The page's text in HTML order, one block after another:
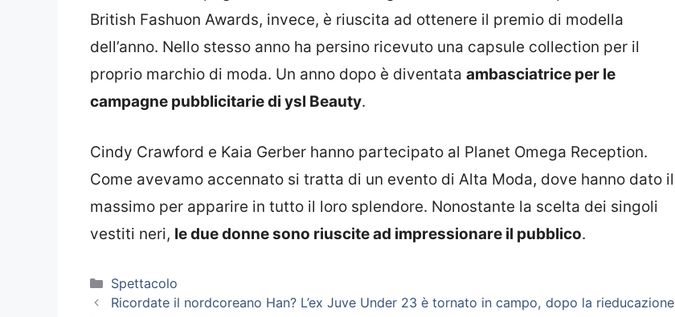
British Fashuon Awards, invece, è riuscita ad ottenere il premio di modella
dell’anno. Nello stesso anno ha persino ricevuto una capsule collection per il
proprio marchio di moda. Un anno dopo è diventata ambasciatrice per le
campagne pubblicitarie di ysl Beauty.
Cindy Crawford e Kaia Gerber hanno partecipato al Planet Omega Reception.
Come avevamo accennato si tratta di un evento di Alta Moda, dove hanno dato il
massimo per apparire in tutto il loro splendore. Nonostante la scelta dei singoli
vestiti neri, le due donne sono riuscite ad impressionare il pubblico.
Categorie
Spettacolo
Ricordate il nordcoreano Han? L’ex Juve Under 23 è tornato in campo, dopo la rieducazione